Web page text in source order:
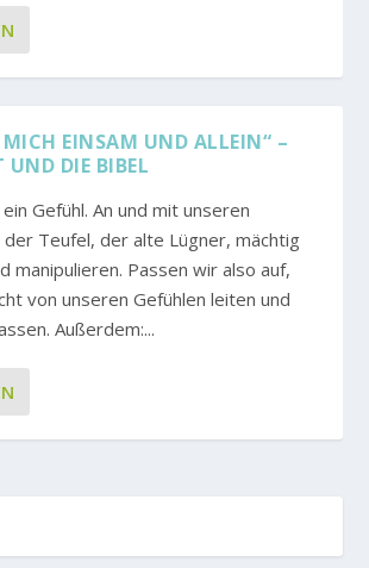
MICH EINSAM UND ALLEIN“ –
UND DIE BIBEL
Gefühl. An und mit unseren
der Teufel, der alte Lügner, mächtig
manipulieren. Passen wir also auf,
von unseren Gefühlen leiten und
Außerdem:...